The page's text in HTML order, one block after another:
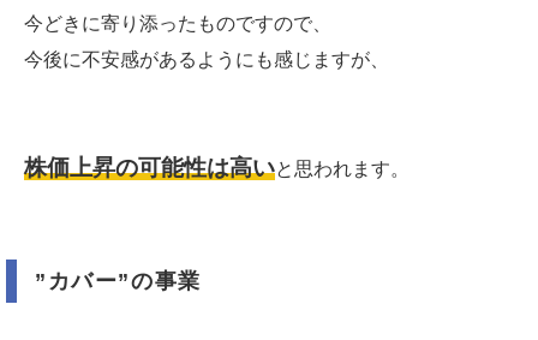
今どきに寄り添ったものですので、
今後に不安感があるようにも感じますが、
株価上昇の可能性は高いと思われます。
”カバー”の事業